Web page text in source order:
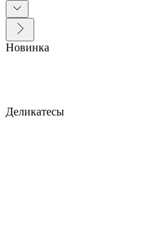
Новинка
Деликатесы